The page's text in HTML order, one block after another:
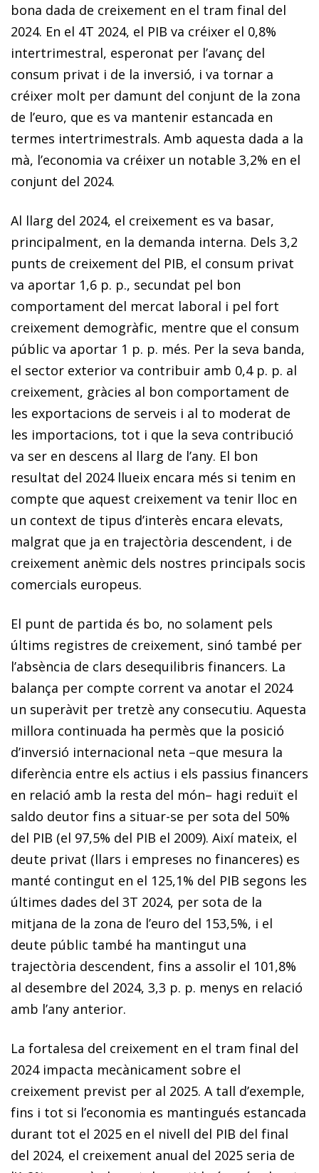
bona dada de creixement en el tram final del
2024. En el 4T 2024, el PIB va créixer el 0,8%
intertrimestral, esperonat per l’avanç del
consum privat i de la inversió, i va tornar a
créixer molt per damunt del conjunt de la zona
de l’euro, que es va mantenir estancada en
termes intertrimestrals. Amb aquesta dada a la
mà, l’economia va créixer un notable 3,2% en el
conjunt del 2024.
Al llarg del 2024, el creixement es va basar,
principalment, en la demanda interna. Dels 3,2
punts de creixement del PIB, el consum privat
va aportar 1,6 p. p., secundat pel bon
comportament del mercat laboral i pel fort
creixement demogràfic, mentre que el consum
públic va aportar 1 p. p. més. Per la seva banda,
el sector exterior va contribuir amb 0,4 p. p. al
creixement, gràcies al bon comportament de
les exportacions de serveis i al to moderat de
les importacions, tot i que la seva contribució
va ser en descens al llarg de l’any. El bon
resultat del 2024 llueix encara més si tenim en
compte que aquest creixement va tenir lloc en
un context de tipus d’interès encara elevats,
malgrat que ja en trajectòria descendent, i de
creixement anèmic dels nostres principals socis
comercials europeus.
El punt de partida és bo, no solament pels
últims registres de creixement, sinó també per
l’absència de clars desequilibris financers. La
balança per compte corrent va anotar el 2024
un superàvit per tretzè any consecutiu. Aquesta
millora continuada ha permès que la posició
d’inversió internacional neta –que mesura la
diferència entre els actius i els passius financers
en relació amb la resta del món– hagi reduït el
saldo deutor fins a situar-se per sota del 50%
del PIB (el 97,5% del PIB el 2009). Així mateix, el
deute privat (llars i empreses no financeres) es
manté contingut en el 125,1% del PIB segons les
últimes dades del 3T 2024, per sota de la
mitjana de la zona de l’euro del 153,5%, i el
deute públic també ha mantingut una
trajectòria descendent, fins a assolir el 101,8%
al desembre del 2024, 3,3 p. p. menys en relació
amb l’any anterior.
La fortalesa del creixement en el tram final del
2024 impacta mecànicament sobre el
creixement previst per al 2025. A tall d’exemple,
fins i tot si l’economia es mantingués estancada
durant tot el 2025 en el nivell del PIB del final
del 2024, el creixement anual del 2025 seria de